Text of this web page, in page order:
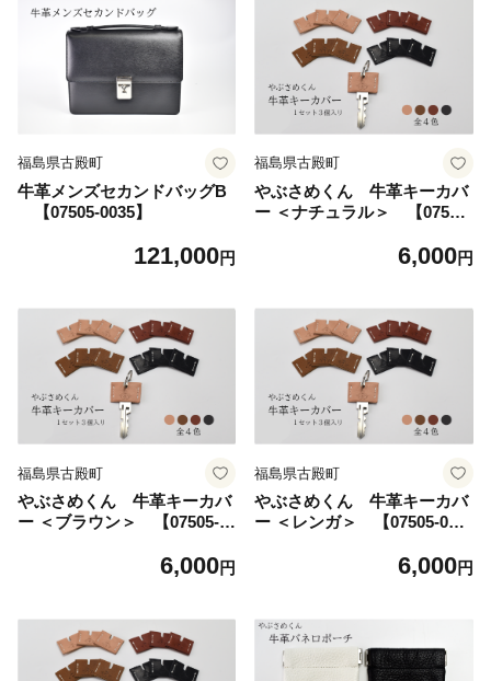
福島県古殿町
牛革メンズセカンドバッグB
【07505-0035】
121,000円
福島県古殿町
やぶさめくん 牛革キーカバ
ー ＜ナチュラル＞ 【07505-
6,000円
福島県古殿町
やぶさめくん 牛革キーカバ
ー ＜ブラウン＞ 【07505-0
6,000円
福島県古殿町
やぶさめくん 牛革キーカバ
ー ＜レンガ＞ 【07505-002
6,000円